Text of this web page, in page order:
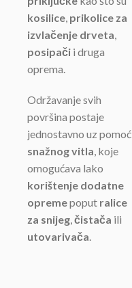
kosilice prikolice za
izvlačenje drveta
posipači i druga
oprema.
Održavanje svih
površina postaje
jednostavno uz pomoć
snažnog vitla , koje
omogućava lako
korištenje dodatne
opremepoput ralice
za snijeg čistača ili
utovarivača